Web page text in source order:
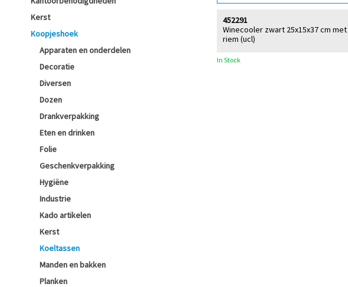
Kerst
Koopjeshoek
Apparaten en onderdelen
Decoratie
Diversen
Dozen
Drankverpakking
Eten en drinken
Folie
Geschenkverpakking
Hygiëne
Industrie
Kado artikelen
Kerst
Koeltassen
Manden en bakken
Planken
Winecooler zwart 25x15x37 cm
riem (ucl)
452291
In Stock